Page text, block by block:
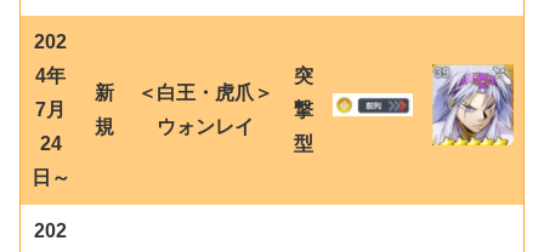
202
4年
7月
24
日～
新
規
＜白王・虎爪＞
ウォンレイ
突
撃
型
202